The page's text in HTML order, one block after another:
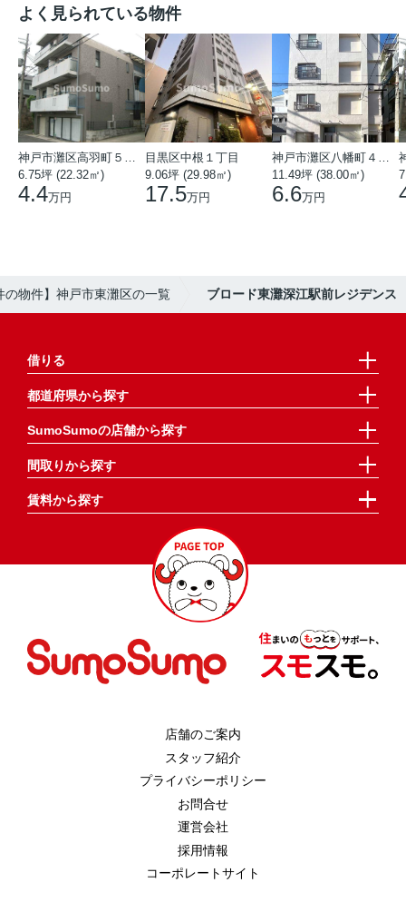
よく見られている物件
6.75坪 (22.32㎡)
4.4万円
目黒区中根１丁目
9.06坪 (29.98㎡)
17.5万円
11.49坪 (38.00㎡)
6.6万円
の物件】神戸市東灘区の一覧 ブロード東灘深江駅前レジデンス
借りる
都道府県から探す
SumoSumoの店舗から探す
間取りから探す
賃料から探す
店舗のご案内
スタッフ紹介
プライバシーポリシー
お問合せ
運営会社
採用情報
コーポレートサイト